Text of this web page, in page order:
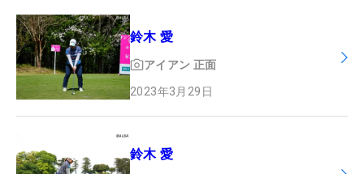
鈴木 愛
アイアン 正面
2023年3月29日
鈴木 愛